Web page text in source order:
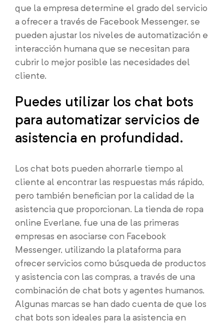
que la empresa determine el grado del servicio
a ofrecer a través de Facebook Messenger, se
pueden ajustar los niveles de automatización e
interacción humana que se necesitan para
cubrir lo mejor posible las necesidades del
cliente.
Puedes utilizar los chat bots
para automatizar servicios de
asistencia en profundidad.
Los chat bots pueden ahorrarle tiempo al
cliente al encontrar las respuestas más rápido,
pero también benefician por la calidad de la
asistencia que proporcionan. La tienda de ropa
online Everlane, fue una de las primeras
empresas en asociarse con Facebook
Messenger, utilizando la plataforma para
ofrecer servicios como búsqueda de productos
y asistencia con las compras, a través de una
combinación de chat bots y agentes humanos.
Algunas marcas se han dado cuenta de que los
chat bots son ideales para la asistencia en